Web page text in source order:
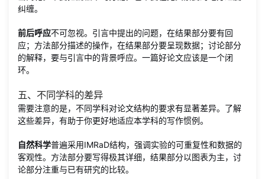
纠缠。
前后呼应不可忽视。引言中提出的问题，在结果部分要有回
应；方法部分描述的操作，在结果部分要呈现数据；讨论部分
的解释，要与引言中的背景呼应。一篇好论文应该是一个闭
环。
五、不同学科的差异
需要注意的是，不同学科对论文结构的要求有显著差异。了解
这些差异，有助于你更好地适应本学科的写作惯例。
自然科学普遍采用IMRaD结构，强调实验的可重复性和数据的
客观性。方法部分要写得极其详细，结果部分以图表为主，讨
论部分注重与已有研究的比较。